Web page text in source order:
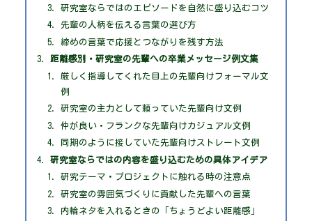
研究室ならではのエピソードを自然に盛り込むコツ
先輩の人柄を伝える言葉の選び方
締めの言葉で応援とつながりを残す方法
距離感別・研究室の先輩への卒業メッセージ例文集
厳しく指導してくれた目上の先輩向けフォーマル文
例
研究室の主力として頼っていた先輩向け文例
仲が良い・フランクな先輩向けカジュアル文例
同期のように接していた先輩向けストレート文例
研究室ならではの内容を盛り込むための具体アイデア
研究テーマ・プロジェクトに触れる時の注意点
研究室の雰囲気づくりに貢献した先輩への言葉
内輪ネタを入れるときの「ちょうどよい距離感」